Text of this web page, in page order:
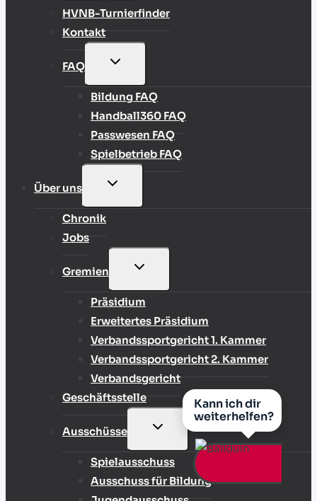
Kann ich dir
weiterhelfen?
HVNB-Turnierfinder
Kontakt
FAQ
UNTERMENÜ
Bildung FAQ
Handball360 FAQ
Passwesen FAQ
Spielbetrieb FAQ
Über uns
UNTERMENÜ
Chronik
Jobs
Gremien
UNTERMENÜ
Präsidium
Erweitertes Präsidium
Verbandssportgericht 1. Kammer
Verbandssportgericht 2. Kammer
Verbandsgericht
Geschäftsstelle
Ausschüsse
UNTERMENÜ
UMSCHALTEN
Spielausschuss
Ausschuss für Bildung